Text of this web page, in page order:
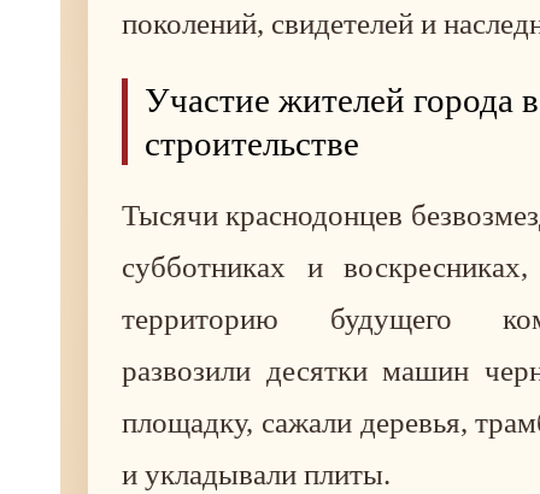
поколений, свидетелей и
Участие жителей города в
строительстве
Тысячи краснодонцев
субботниках и воскресниках,
территорию будущего
развозили десятки машин
площадку, сажали деревья,
и укладывали плиты.